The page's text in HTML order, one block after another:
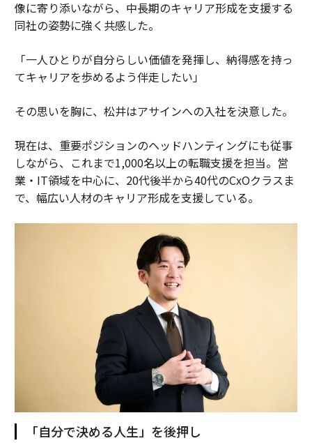
像に寄り添いながら、中長期のキャリア形成を支援する
同社の姿勢に強く共感した。
「一人ひとりが自分らしい価値を発揮し、納得感を持っ
てキャリアを歩めるよう伴走したい」
その思いを胸に、松井はアサインへの入社を決意した。
現在は、重要ポジションのヘッドハンティングにも従事
しながら、これまで1,000名以上の転職支援を担当。営
業・IT領域を中心に、20代後半から40代のCxOクラスま
で、幅広い人材のキャリア形成を支援している。
「自分で決める人生」を後押し